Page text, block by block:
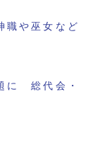
職や巫女など
に 総代会・